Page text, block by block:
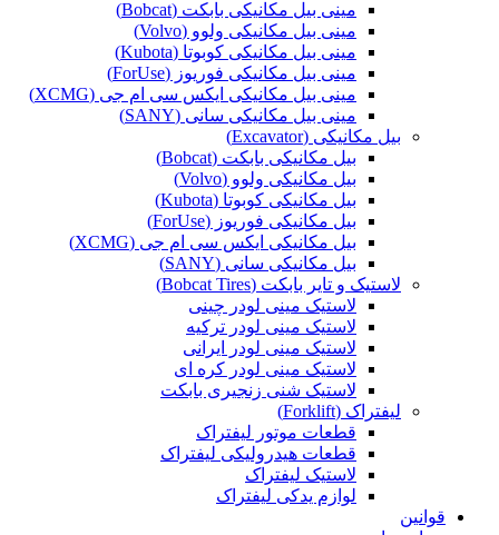
مینی بیل مکانیکی بابکت (Bobcat)
مینی بیل مکانیکی ولوو (Volvo)
مینی بیل مکانیکی کوبوتا (Kubota)
مینی بیل مکانیکی فوریوز (ForUse)
مینی بیل مکانیکی ایکس سی ام جی (XCMG)
مینی بیل مکانیکی سانی (SANY)
بیل مکانیکی (Excavator)
بیل مکانیکی بابکت (Bobcat)
بیل مکانیکی ولوو (Volvo)
بیل مکانیکی کوبوتا (Kubota)
بیل مکانیکی فوریوز (ForUse)
بیل مکانیکی ایکس سی ام جی (XCMG)
بیل مکانیکی سانی (SANY)
لاستیک و تایر بابکت (Bobcat Tires)
لاستیک مینی لودر چینی
لاستیک مینی لودر ترکیه
لاستیک مینی لودر ایرانی
لاستیک مینی لودر کره ای
لاستیک شنی زنجیری بابکت
لیفتراک (Forklift)
قطعات موتور لیفتراک
قطعات هیدرولیکی لیفتراک
لاستیک لیفتراک
لوازم یدکی لیفتراک
قوانین